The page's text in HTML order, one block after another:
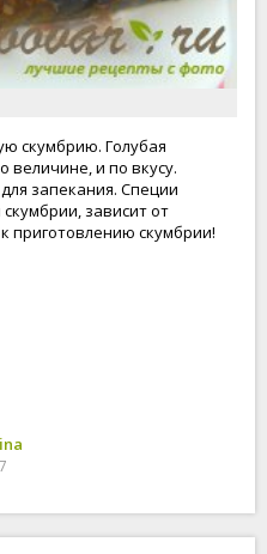
скумбрию. Голубая
величине, и по вкусу.
запекания. Специи
зависит от
приготовлению скумбрии!